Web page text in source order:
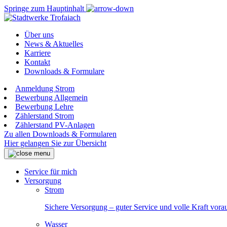
Springe zum Hauptinhalt
Über uns
News & Aktuelles
Karriere
Kontakt
Downloads & Formulare
Anmeldung Strom
Bewerbung Allgemein
Bewerbung Lehre
Zählerstand Strom
Zählerstand PV-Anlagen
Zu allen Downloads & Formularen
Hier gelangen Sie zur Übersicht
Service für mich
Versorgung
Strom
Sichere Versorgung – guter Service und volle Kraft
Wasser